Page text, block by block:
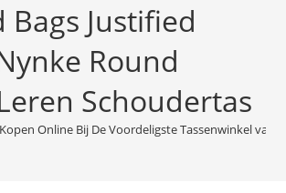
Bags Justified
Round
Schoudertas
Online Bij De Voordeligste Tassenwinkel van